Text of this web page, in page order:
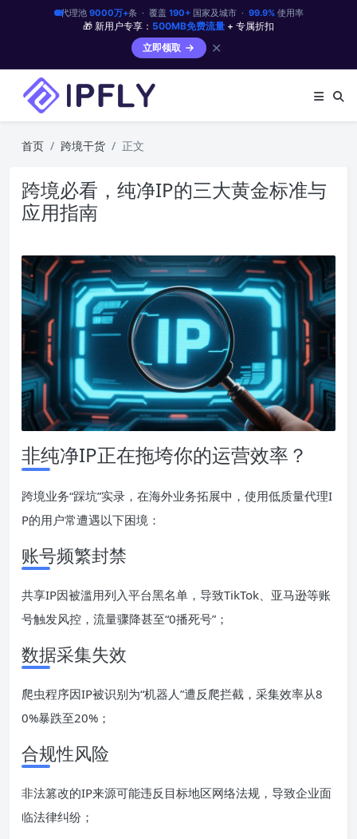
代理池 9000万+条 · 覆盖 190+国家及城市 · 99.9%使用率
🎁 新用户专享： 500MB免费流量 + 专属折扣
立即领取
✕
首页 跨境干货 正文
跨境必看，纯净IP的三大黄金标准与
应用指南
非纯净IP正在拖垮你的运营效率？
跨境业务“踩坑”实录，在海外业务拓展中，使用低质量代理I
P的用户常遭遇以下困境：
账号频繁封禁
共享IP因被滥用列入平台黑名单，导致TikTok、亚马逊等账
号触发风控，流量骤降甚至“0播死号”；
数据采集失效
爬虫程序因IP被识别为“机器人”遭反爬拦截，采集效率从8
0%暴跌至20%；
合规性风险
非法篡改的IP来源可能违反目标地区网络法规，导致企业面
临法律纠纷；